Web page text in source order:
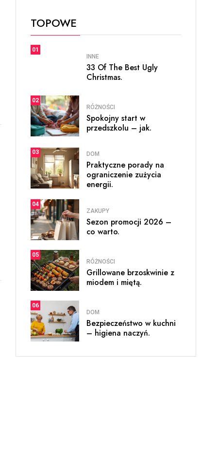
TOPOWE
01
INNE
33 Of The Best Ugly
Christmas.
02
RÓŻNOŚCI
Spokojny start w
przedszkolu – jak.
03 DOM
Praktyczne porady na
ograniczenie zużycia
energii.
04
ZAKUPY
Sezon promocji 2026 –
co warto.
05
RÓŻNOŚCI
Grillowane brzoskwinie z
miodem i miętą.
06
DOM
Bezpieczeństwo w kuchni
– higiena naczyń.